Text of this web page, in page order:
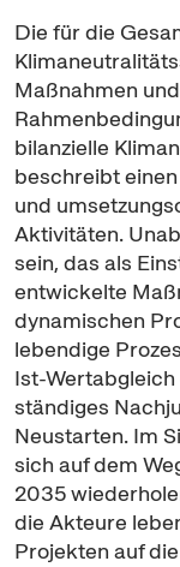
Die für die
Maßnahmen
bilanzielle
beschreibt
und
Aktivitäten.
sein, das als
entwickelte
dynamischen
lebendige
Ist-
ständiges
Neustarten. Im
sich auf dem
2035
die Akteure
Projekten auf